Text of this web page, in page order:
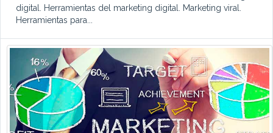
digital. Herramientas del marketing digital. Marketing viral.
Herramientas para...